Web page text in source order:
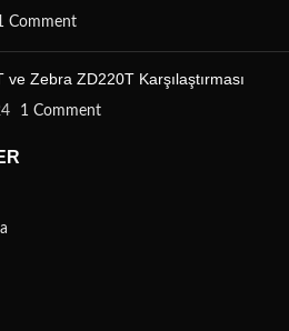
Comment
ve Zebra ZD220T Karşılaştırması
1 Comment